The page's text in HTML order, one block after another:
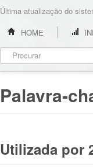
Última atualização do
HOME
Palavra-
Utilizada por